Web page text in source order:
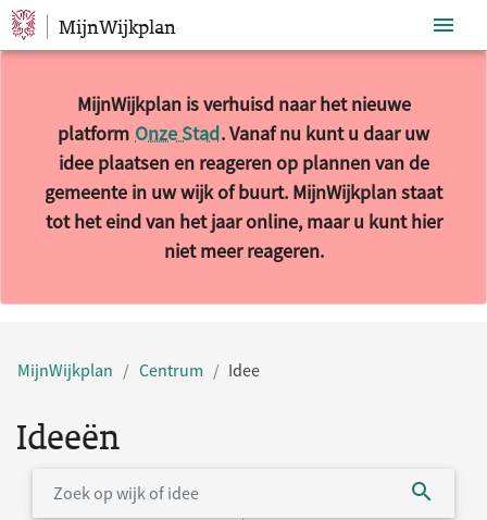
Sla navigatie over
MijnWijkplan
MijnWijkplan is verhuisd naar het nieuwe
platform Onze Stad. Vanaf nu kunt u daar uw
idee plaatsen en reageren op plannen van de
gemeente in uw wijk of buurt. MijnWijkplan staat
tot het eind van het jaar online, maar u kunt hier
niet meer reageren.
MijnWijkplan Centrum Idee
Ideeën